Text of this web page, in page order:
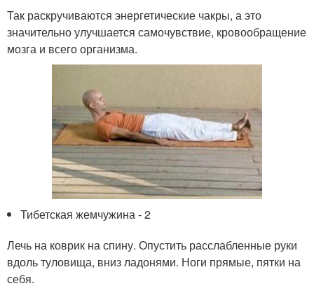
Так раскручиваются энергетические чакры, а это
значительно улучшается самочувствие, кровообращение
мозга и всего организма.
Тибетская жемчужина - 2
Лечь на коврик на спину. Опустить расслабленные руки
вдоль туловища, вниз ладонями. Ноги прямые, пятки на
себя.